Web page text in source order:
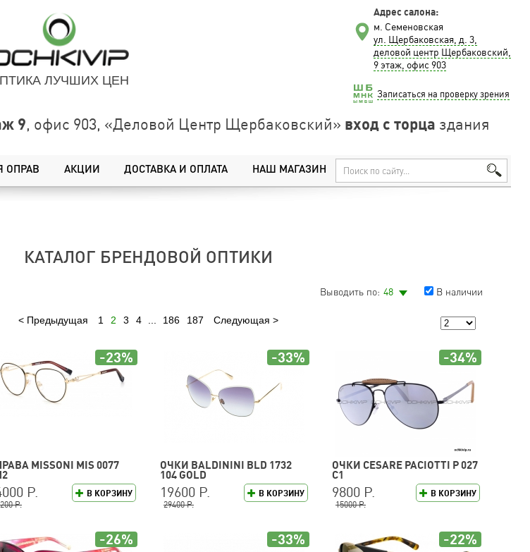
ЛУЧШИХ ЦЕН
Адрес салона:
м. Семеновская
ул. Щербаковская, д. 3,
деловой центр Щербаковский,
9 этаж, офис 903
Записаться на проверку зрения
9, офис 903, «Деловой Центр Щербаковский» вход с торца здания
ОПРАВ АКЦИИ ДОСТАВКА И ОПЛАТА НАШ МАГАЗИН
КАТАЛОГ БРЕНДОВОЙ ОПТИКИ
Выводить по: 48 В наличии
Предыдущая 1 2 3 4 186 187 Следующая
MISSONI MIS 0077
В КОРЗИНУ
Р.
Р.
-23%
ОЧКИ BALDININI BLD 1732
104 GOLD
В КОРЗИНУ
19600 Р.
29400 Р.
-33%
ОЧКИ CESARE PACIOTTI P 027
C1
В КОРЗИНУ
9800 Р.
15000 Р.
-34%
-26% -33% -22%